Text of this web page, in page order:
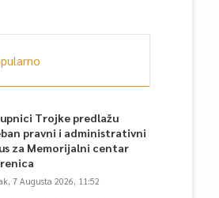
Trojke predlažu
pravni i administrativni
za Memorijalni centar
7 Augusta 2026, 11:52